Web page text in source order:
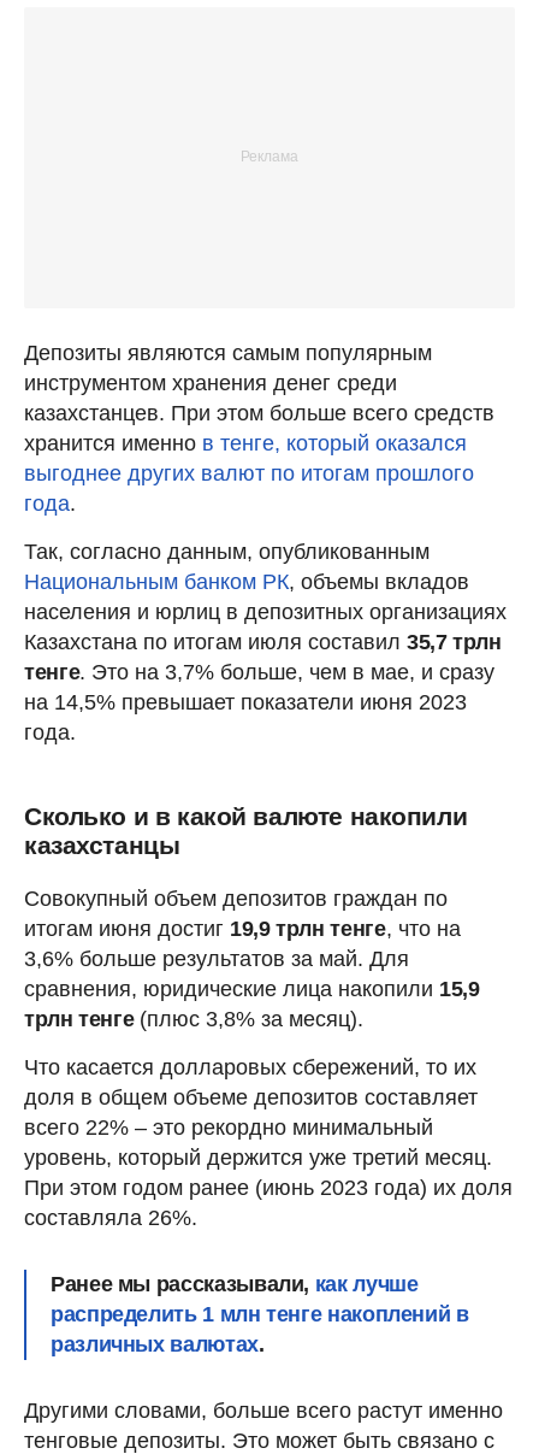
Депозиты являются самым популярным
инструментом хранения денег среди
казахстанцев. При этом больше всего средств
хранится именно в тенге, который оказался
выгоднее других валют по итогам прошлого
года.
Так, согласно данным, опубликованным
Национальным банком РК, объемы вкладов
населения и юрлиц в депозитных организациях
Казахстана по итогам июля составил 35,7 трлн
тенге. Это на 3,7% больше, чем в мае, и сразу
на 14,5% превышает показатели июня 2023
года.
Сколько и в какой валюте накопили
казахстанцы
Совокупный объем депозитов граждан по
итогам июня достиг 19,9 трлн тенге, что на
3,6% больше результатов за май. Для
сравнения, юридические лица накопили 15,9
трлн тенге(плюс 3,8% за месяц).
Что касается долларовых сбережений, то их
доля в общем объеме депозитов составляет
всего 22% – это рекордно минимальный
уровень, который держится уже третий месяц.
При этом годом ранее (июнь 2023 года) их доля
составляла 26%.
Ранее мы рассказывали, как лучше
распределить 1 млн тенгенакоплений в
различных валютах.
Другими словами, больше всего растут именно
тенговые депозиты. Это может быть связано с